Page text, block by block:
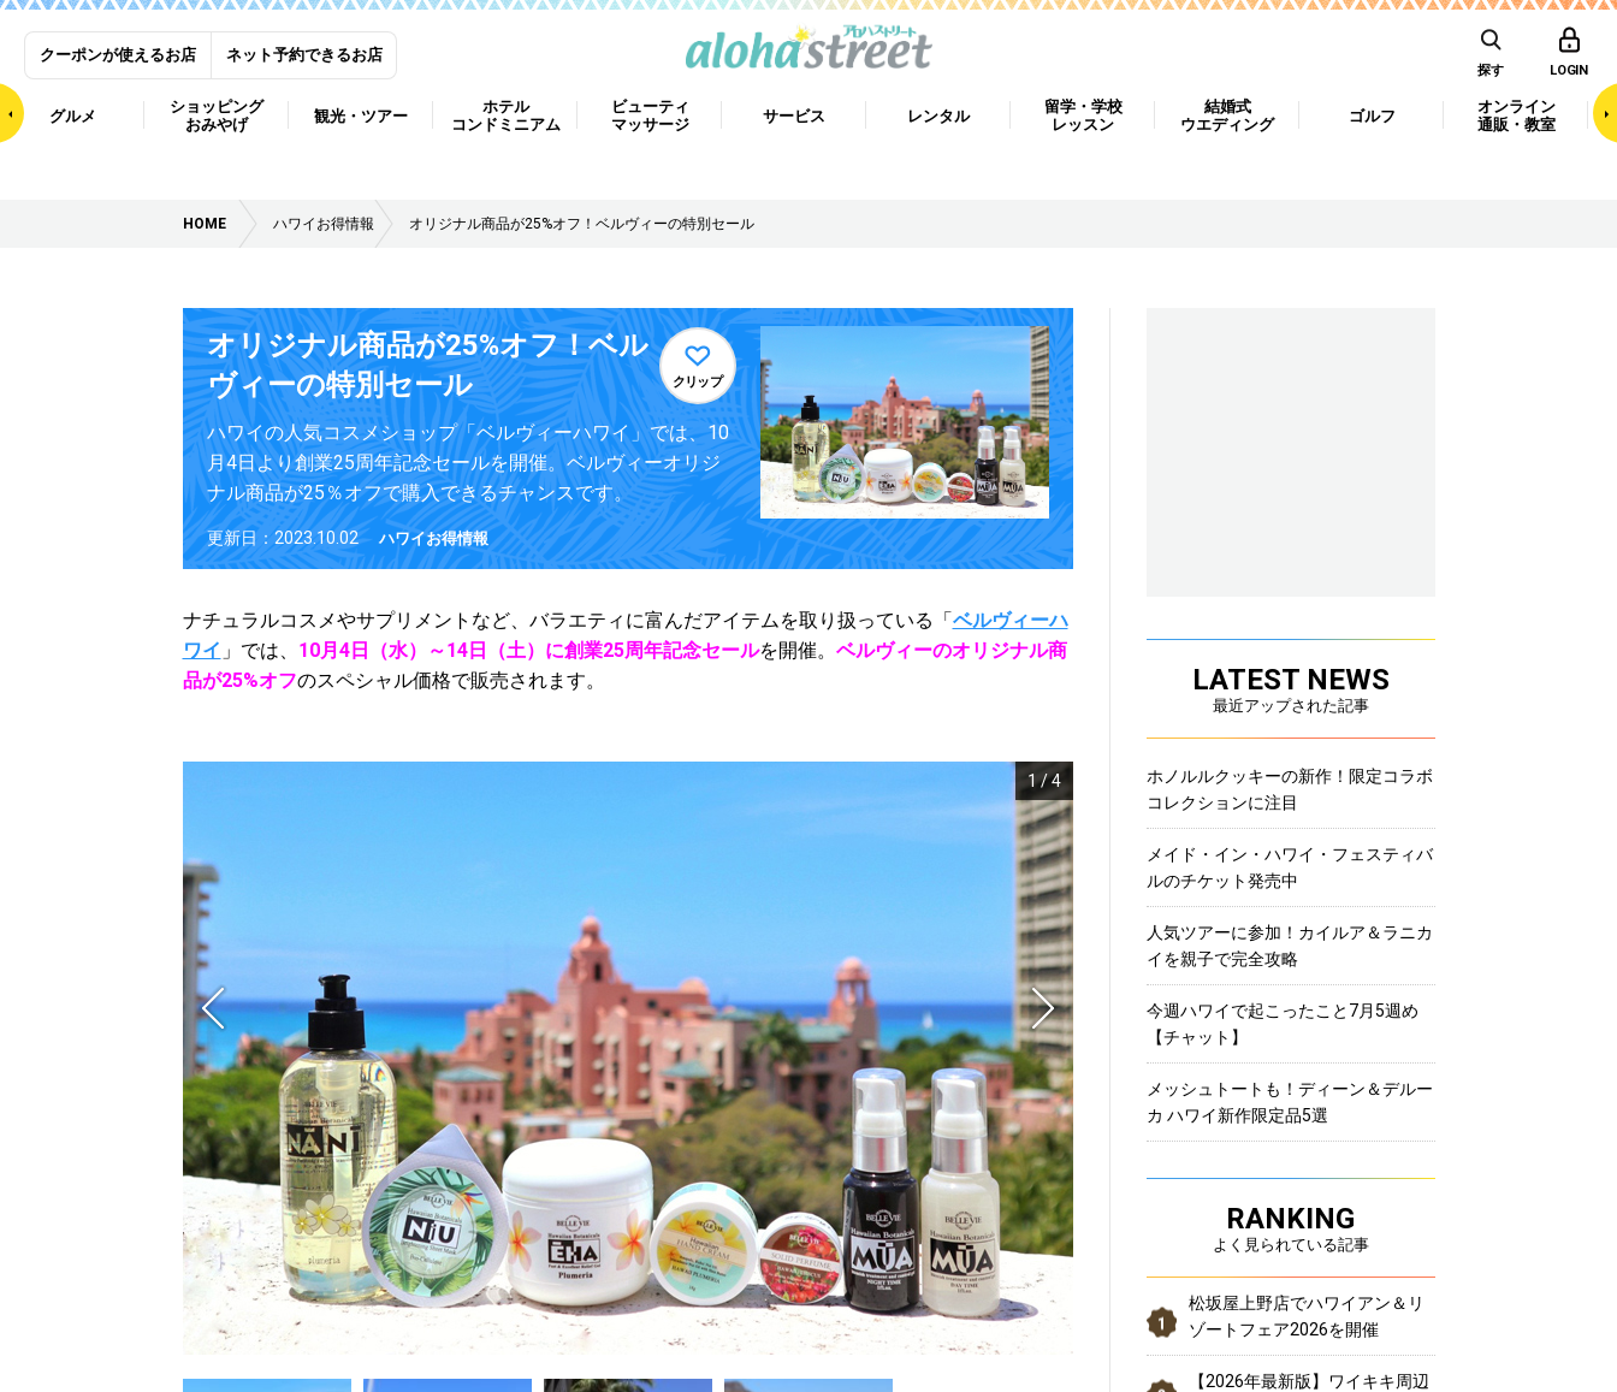
クーポンが使えるお店 ネット予約できるお店
探す LOGIN
グルメ
ショッピング
おみやげ
観光・ツアー
ホテル
コンドミニアム
ビューティ
マッサージ
サービス レンタル
留学・学校
レッスン
結婚式
ウエディング
ゴルフ
オンライン
通販・教室
HOME ハワイお得情報 オリジナル商品が25%オフ！ベルヴィーの特別セール
オリジナル商品が25%オフ！ベル
ヴィーの特別セール
クリップ
ハワイの人気コスメショップ「ベルヴィーハワイ」では、10
月4日より創業25周年記念セールを開催。ベルヴィーオリジ
ナル商品が25％オフで購入できるチャンスです。
更新日：2023.10.02 ハワイお得情報
ナチュラルコスメやサプリメントなど、バラエティに富んだアイテムを取り扱っている「ベルヴィーハ
ワイ 」では、 10月4日（水）～14日（土）に創業25周年記念セールを開催。 ベルヴィーのオリジナル商
品が25%オフのスペシャル価格で販売されます。
1/4
LATEST NEWS
最近アップされた記事
ホノルルクッキーの新作！限定コラボ
コレクションに注目
メイド・イン・ハワイ・フェスティバ
ルのチケット発売中
人気ツアーに参加！カイルア＆ラニカ
イを親子で完全攻略
今週ハワイで起こったこと7月5週め
【チャット】
メッシュトートも！ディーン＆デルー
カ ハワイ新作限定品5選
RANKING
よく見られている記事
松坂屋上野店でハワイアン＆リ
ゾートフェア2026を開催
【2026年最新版】ワイキキ周辺